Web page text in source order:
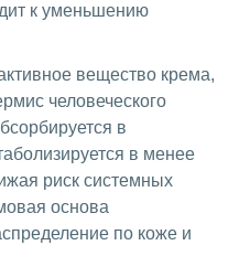
к уменьшению
вещество крема,
человеческого
в
в менее
риск системных
основа
по коже и